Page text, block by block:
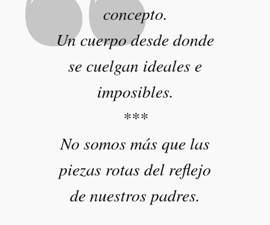
concepto.
Un cuerpo desde donde
se cuelgan ideales e
imposibles.
***
No somos más que las
piezas rotas del reflejo
de nuestros padres.